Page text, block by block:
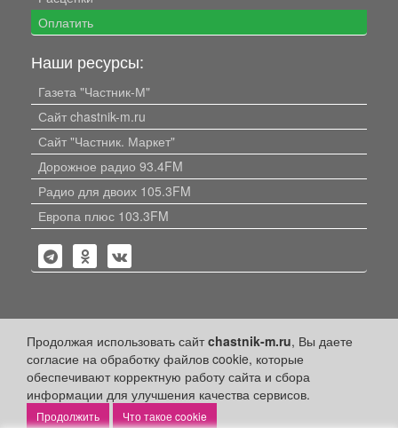
Продолжая использовать сайтchastnik-m.ru, Вы даете
согласие на обработку файлов cookie, которые
обеспечивают корректную работу сайта и сбора
информации для улучшения качества сервисов.
Что такое cookie
Оплатить
Наши ресурсы:
Газета "Частник-М"
Сайт chastnik-m.ru
Сайт "Частник. Маркет"
Дорожное радио 93.4FM
Радио для двоих 105.3FM
Европа плюс 103.3FM
Политика конфиденциальности
Публикации с пометкой «Реклама», «На правах рекламы»,
«Партнёрский проект» оплачены рекламодателем.
Редакция сайта не несет ответственности за достоверность
информации, содержащейся в рекламных материалах и
объявлениях.